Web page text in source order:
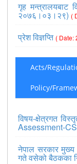
गृह मन्त्रालयबाट
२०७६।०३।२९) (
प्रेश विज्ञप्ति ( Date:
Acts/
Policy/
विषय-क्षेत्रगत
Assessment-
नेपाल सरकार मुख्य
गते वसेको बैठकका